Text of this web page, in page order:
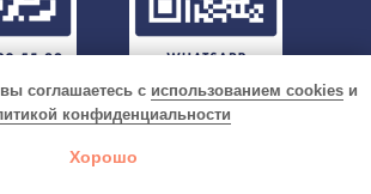
Оплата
соглашаетесь с использованием cookies и
конфиденциальности
Хорошо